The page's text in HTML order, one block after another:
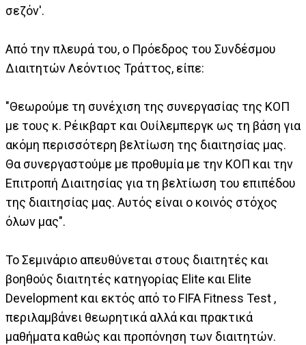
σεζόν'.
Από την πλευρά του, ο Πρόεδρος του Συνδέσμου
Διαιτητών Λεόντιος Τράττος, είπε:
"Θεωρούμε τη συνέχιση της συνεργασίας της ΚΟΠ
με τους κ. Ρέικβαρτ και Ουίλεμπεργκ ως τη βάση για
ακόμη περισσότερη βελτίωση της διαιτησίας μας.
Θα συνεργαστούμε με προθυμία με την ΚΟΠ και την
Επιτροπή Διαιτησίας για τη βελτίωση του επιπέδου
της διαιτησίας μας. Αυτός είναι ο κοινός στόχος
όλων μας".
Το Σεμινάριο απευθύνεται στους διαιτητές και
βοηθούς διαιτητές κατηγορίας Elite και Elite
Development και εκτός από το FIFA Fitness Test ,
περιλαμβάνει θεωρητικά αλλά και πρακτικά
μαθήματα καθώς και προπόνηση των διαιτητών.